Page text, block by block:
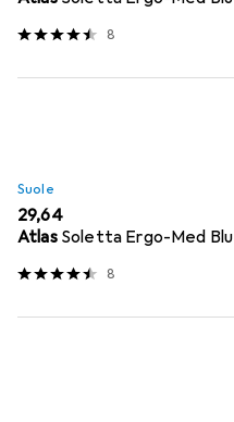
8
Suole
EUR
29,64
Atlas Soletta Ergo-Med Blu
8